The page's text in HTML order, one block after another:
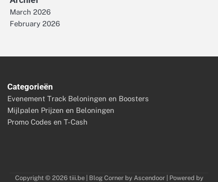
March 2026
February 2026
Categorieën
Evenement Track Beloningen en Boosters
Mijlpalen Prijzen en Beloningen
Promo Codes en T-Cash
Copyright © 2026 tiii.be| Blog Corner by Ascendoor| Powered by